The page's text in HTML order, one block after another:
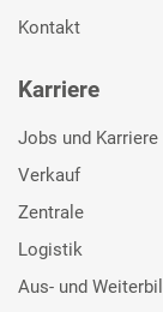
Kontakt
Karriere
Jobs und Karriere
Verkauf
Zentrale
Logistik
Aus- und